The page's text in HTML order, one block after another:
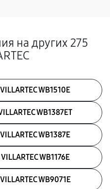
на других 275
WB1510E
WB1387ET
WB1387E
WB1176E
WB9071E